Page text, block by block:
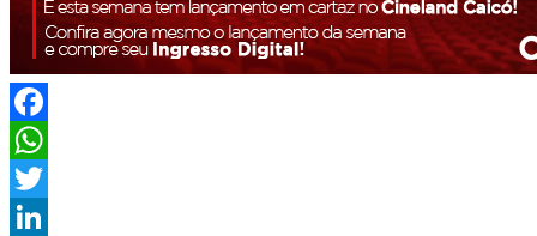
Facebook
WhatsApp
Twitter